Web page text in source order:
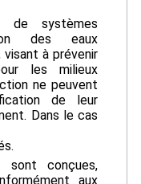
de systèmes
des eaux
à prévenir
les milieux
ne peuvent
de leur
Dans le cas
sont conçues,
aux